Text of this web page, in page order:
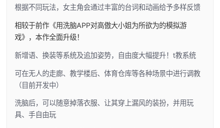
根据不同玩法，女主角会通过丰富的台词和动画给予多样反馈
相较于前作《用洗脑APP对高傲大小姐为所欲为的模拟游
戏》，本作全面升级！
新增语、换装等系统及追加姿势，自由度大幅提升！t教系统
可在无人的走廊、教学楼后、体育仓库等各种场景中进行调教
（目前开发中）
洗脑后，可以随意掉落衣服、让其穿上漏风的装扮，并用玩
具、手自由玩